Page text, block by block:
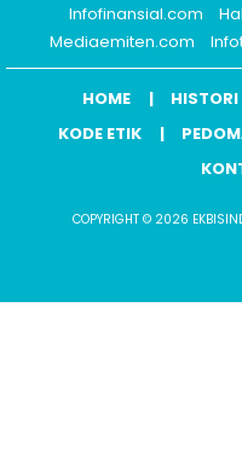
Infofinansial.com
Mediaemiten.com
HOME
KODE ETIK
COPYRIGHT © 2026